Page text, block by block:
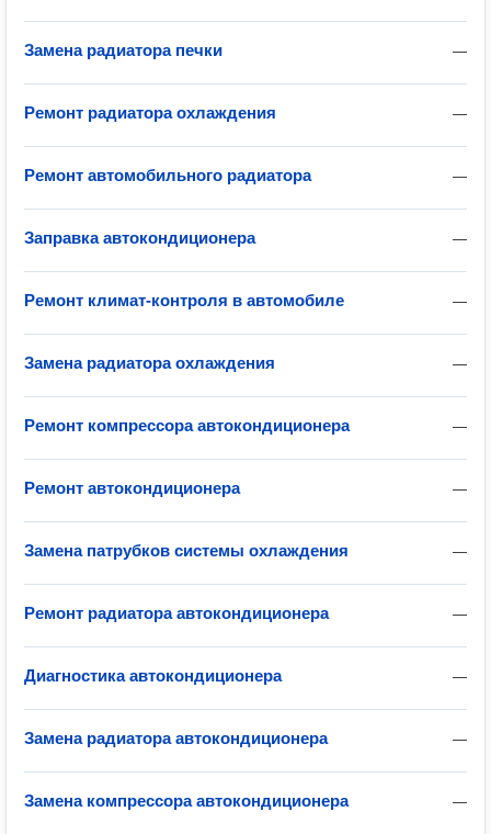
—
Замена радиатора печки
—
Ремонт радиатора охлаждения
—
Ремонт автомобильного радиатора
—
Заправка автокондиционера
—
Ремонт климат-контроля в автомобиле
—
Замена радиатора охлаждения
—
Ремонт компрессора автокондиционера
—
Ремонт автокондиционера
—
Замена патрубков системы охлаждения
—
Ремонт радиатора автокондиционера
—
Диагностика автокондиционера
—
Замена радиатора автокондиционера
—
Замена компрессора автокондиционера